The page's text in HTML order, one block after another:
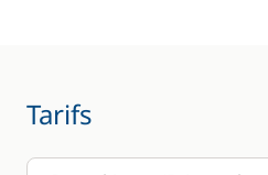
Anémomètre
GPS
Tarifs